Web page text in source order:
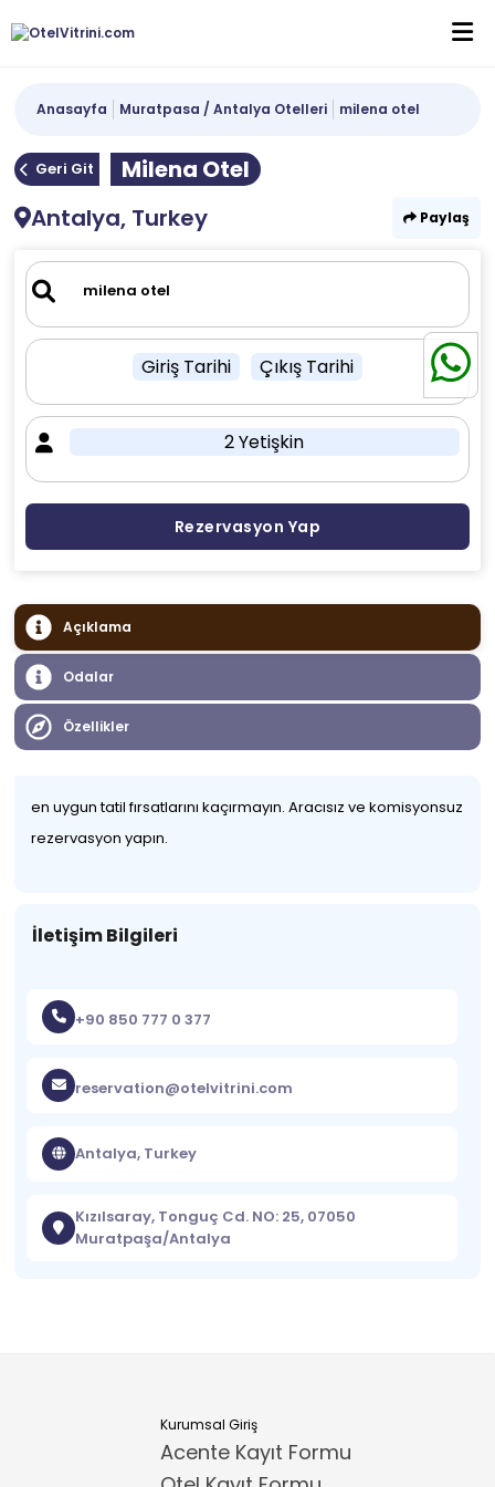
Anasayfa Muratpasa / Antalya Otelleri milena otel
Geri Git
Milena Otel
Antalya, Turkey
Paylaş
Giriş Tarihi Çıkış Tarihi
2 Yetişkin
Rezervasyon Yap
Açıklama
Odalar
Özellikler
en uygun tatil fırsatlarını kaçırmayın. Aracısız ve komisyonsuz
rezervasyon yapın.
İletişim Bilgileri
+90 850 777 0 377
reservation@otelvitrini.com
Antalya, Turkey
Kızılsaray, Tonguç Cd. NO: 25, 07050
Muratpaşa/Antalya
Kurumsal Giriş
Acente Kayıt Formu